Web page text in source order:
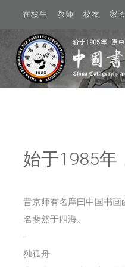
概况
学术
招生
在校生 教师 校友 家
始于1985年
昔京师有名庠曰中国书
名斐然于四海。
--
独孤舟